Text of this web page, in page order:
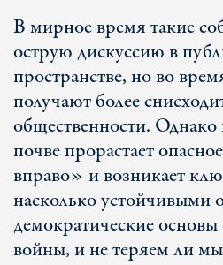
В мирное время такие
острую дискуссию в
пространстве, но во
получают более
общественности.
почве прорастает
вправо» и возникает
насколько устойчивыми
демократические
войны, и не теряем ли